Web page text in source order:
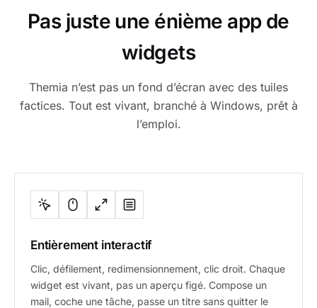
Pas juste une énième app de
widgets
Themia n’est pas un fond d’écran avec des tuiles
factices. Tout est vivant, branché à Windows, prêt à
l’emploi.
Entièrement interactif
Clic, défilement, redimensionnement, clic droit. Chaque
widget est vivant, pas un aperçu figé. Compose un
mail, coche une tâche, passe un titre sans quitter le